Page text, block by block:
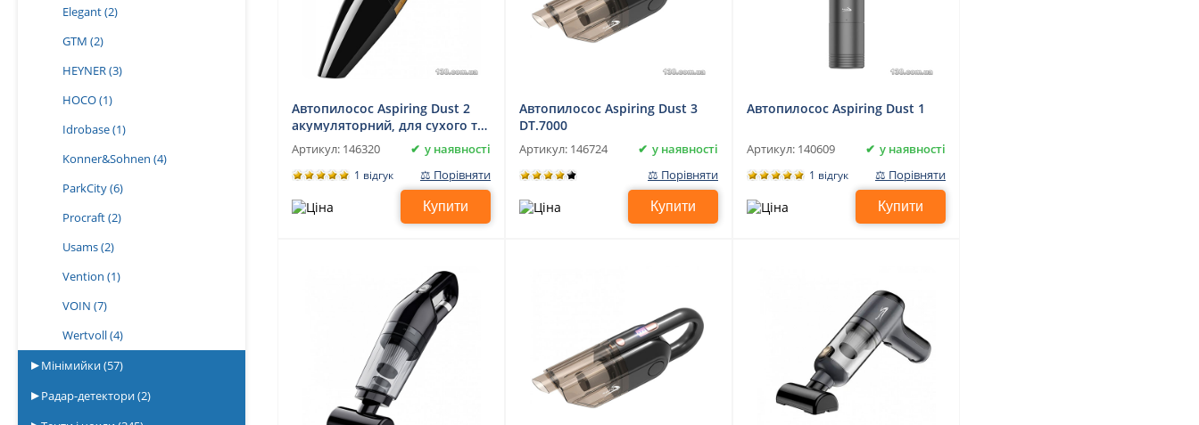
Elegant(2)
GTM (2)
HEYNER(3)
HOCO(1)
Idrobase(1)
Konner&Sohnen (4)
ParkCity(6)
Procraft(2)
Usams(2)
Vention (1)
VOIN (7)
Wertvoll(4)
Мінімийки(57)
Радар-детектори(2)
Автопилосос Aspiring Dust 2
акумуляторний, для сухого та
вологого прибирання
Артикул: 146320 у наявності
1 відгук ⚖ Порівняти
Купити
Автопилосос Aspiring Dust 3
DT.7000
Артикул: 146724
у наявності
⚖ Порівняти
Купити
Автопилосос Aspiring Dust 1
Артикул: 140609 у наявності
1 відгук ⚖ Порівняти
Купити